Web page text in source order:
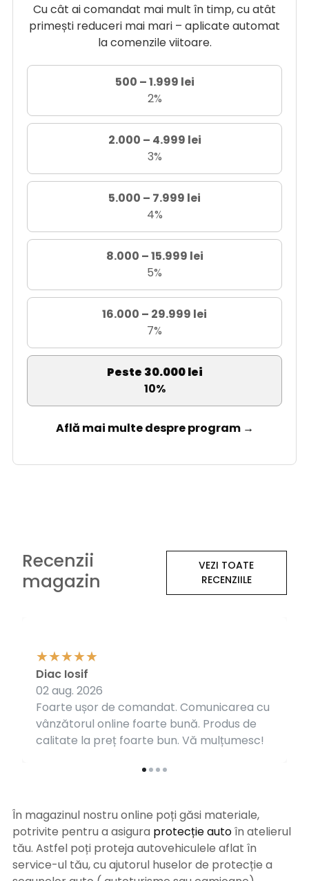
Cu cât ai comandat mai mult în timp, cu atât
primești reduceri mai mari – aplicate automat
la comenzile viitoare.
500 – 1.999 lei
2%
2.000 – 4.999 lei
3%
5.000 – 7.999 lei
4%
8.000 – 15.999 lei
5%
16.000 – 29.999 lei
7%
Peste 30.000 lei
10%
Află mai multe despre program →
Recenzii
magazin
VEZI TOATE
RECENZIILE
Foarte ușor de comandat. Comunicarea cu
vânzătorul online foarte bună. Produs de
calitate la preț foarte bun. Vă mulțumesc!
Diac Iosif
02 aug. 2026
În magazinul nostru online poți găsi materiale,
potrivite pentru a asigura protecție autoîn atelierul
tău. Astfel poți proteja autovehiculele aflat în
service-ul tău, cu ajutorul huselor de protecție a